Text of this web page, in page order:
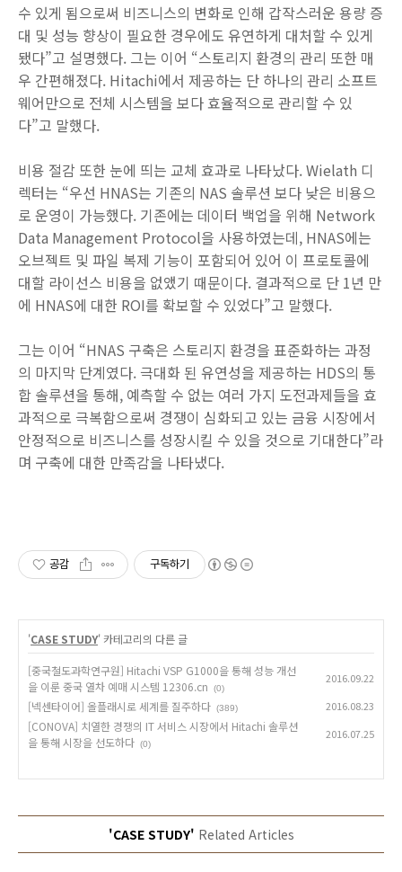
수 있게 됨으로써 비즈니스의 변화로 인해 갑작스러운 용량 증
대 및 성능 향상이 필요한 경우에도 유연하게 대처할 수 있게
됐다”고 설명했다. 그는 이어 “스토리지 환경의 관리 또한 매
우 간편해졌다. Hitachi에서 제공하는 단 하나의 관리 소프트
웨어만으로 전체 시스템을 보다 효율적으로 관리할 수 있
다”고 말했다.
비용 절감 또한 눈에 띄는 교체 효과로 나타났다. Wielath 디
렉터는 “우선 HNAS는 기존의 NAS 솔루션 보다 낮은 비용으
로 운영이 가능했다. 기존에는 데이터 백업을 위해 Network
Data Management Protocol을 사용하였는데, HNAS에는
오브젝트 및 파일 복제 기능이 포함되어 있어 이 프로토콜에
대할 라이선스 비용을 없앴기 때문이다. 결과적으로 단 1년 만
에 HNAS에 대한 ROI를 확보할 수 있었다”고 말했다.
그는 이어 “HNAS 구축은 스토리지 환경을 표준화하는 과정
의 마지막 단계였다. 극대화 된 유연성을 제공하는 HDS의 통
합 솔루션을 통해, 예측할 수 없는 여러 가지 도전과제들을 효
과적으로 극복함으로써 경쟁이 심화되고 있는 금융 시장에서
안정적으로 비즈니스를 성장시킬 수 있을 것으로 기대한다”라
며 구축에 대한 만족감을 나타냈다.
공감 구독하기
'CASE STUDY' 카테고리의 다른 글
[중국철도과학연구원] Hitachi VSP G1000을 통해 성능 개선
을 이룬 중국 열차 예매 시스템 12306.cn
(0)
2016.09.22
[넥센타이어] 올플래시로 세계를 질주하다 (389) 2016.08.23
[CONOVA] 치열한 경쟁의 IT 서비스 시장에서 Hitachi 솔루션
을 통해 시장을 선도하다 (0)
2016.07.25
'CASE STUDY' Related Articles